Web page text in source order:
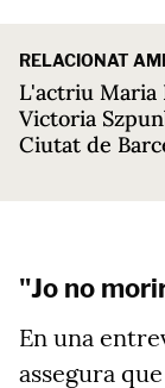
RELACIONAT
L'actriu Maria
Victoria
Ciutat de
"Jo no
En una
assegura